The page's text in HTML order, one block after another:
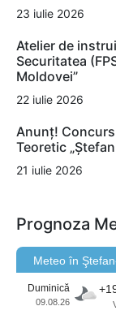
23 iulie 2026
Atelier de
Securitatea
Moldovei”
22 iulie 2026
Anunț!
Teoretic
21 iulie 2026
Prognoza
Meteo în
Duminică
09.08.26